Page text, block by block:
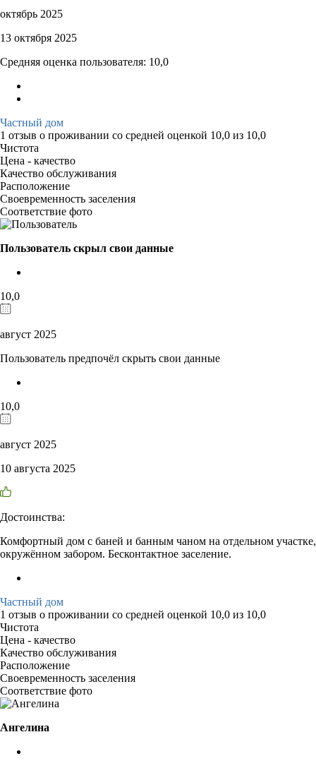
октябрь 2025
13 октября 2025
Средняя оценка пользователя: 10,0
Частный дом
1 отзыв о проживании со средней оценкой 10,0 из 10,0
Чистота
Цена - качество
Качество обслуживания
Расположение
Своевременность заселения
Соответствие фото
Пользователь скрыл свои данные
10,0
август 2025
Пользователь предпочёл скрыть свои данные
10,0
август 2025
10 августа 2025
Достоинства:
Комфортный дом с баней и банным чаном на отдельном участке,
окружённом забором. Бесконтактное заселение.
Частный дом
1 отзыв о проживании со средней оценкой 10,0 из 10,0
Чистота
Цена - качество
Качество обслуживания
Расположение
Своевременность заселения
Соответствие фото
Ангелина